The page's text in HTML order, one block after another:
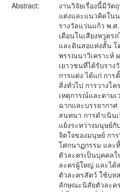
Abstract:
งานวิจัยเรื่องนี้มีวัต
แต่งและแนวคิดใน
รางวัลแว่นแก้ว พ.ศ
เดือนในเสียงหวูด
และดินสอแท่งสั้น โ
พรรณนาวิเคราะห์
เยาวชนที่ได้รับราง
การแต่ง ได้แก่ กา
สิ่งทั่วไป การวางโค
เหตุการณ์และตามเ
ฉากและบรรยากาศ
สนทนา การดำเนิน
แย้งระหว่างมนุษย์
จิตใจของมนุษย์ กา
โศกนาฏกรรม และ
ตัวละครเป็นบุคคล
ละครผู้ใหญ่ และได้
ตัวละครสัตว์ ใช้บท
ลักษณะนิสัยตัวละค